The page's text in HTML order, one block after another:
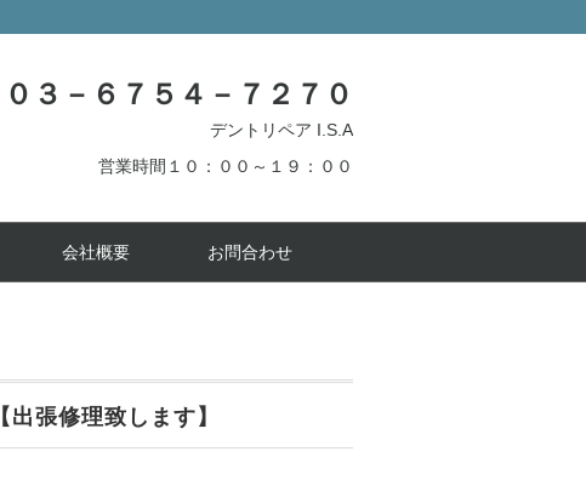
０３－６７５４－７２７０
デントリペア I.S.A
営業時間１０：００～１９：００
会社概要 お問合わせ
【出張修理致します】